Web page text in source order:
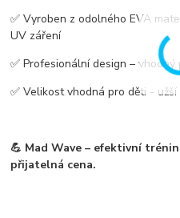
✅ Vyroben zodolného EVA
UV záření
✅ Profesionální design –
✅ Velikost vhodná pro děti -
💪 Mad Wave – efektivní
přijatelná cena.